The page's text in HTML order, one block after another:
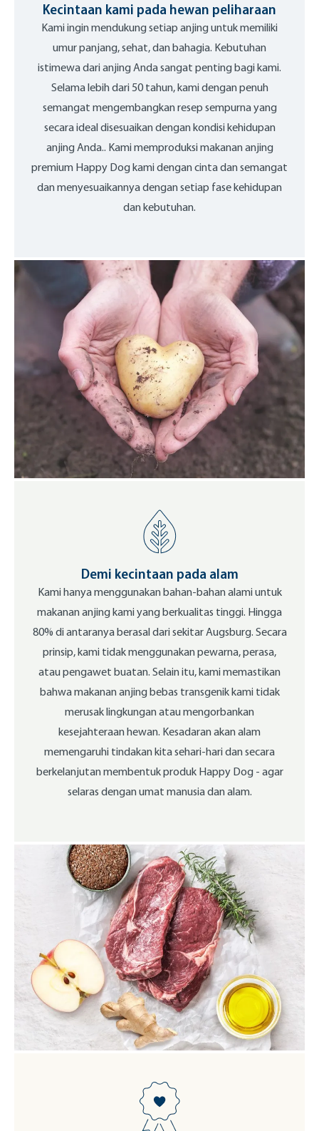
Kecintaan kami pada hewan peliharaan
Kami ingin mendukung setiap anjing untuk memiliki
umur panjang, sehat, dan bahagia. Kebutuhan
istimewa dari anjing Anda sangat penting bagi kami.
Selama lebih dari 50 tahun, kami dengan penuh
semangat mengembangkan resep sempurna yang
secara ideal disesuaikan dengan kondisi kehidupan
anjing Anda.. Kami memproduksi makanan anjing
premium Happy Dog kami dengan cinta dan semangat
dan menyesuaikannya dengan setiap fase kehidupan
dan kebutuhan.
Demi kecintaan pada alam
Kami hanya menggunakan bahan-bahan alami untuk
makanan anjing kami yang berkualitas tinggi. Hingga
80% di antaranya berasal dari sekitar Augsburg. Secara
prinsip, kami tidak menggunakan pewarna, perasa,
atau pengawet buatan. Selain itu, kami memastikan
bahwa makanan anjing bebas transgenik kami tidak
merusak lingkungan atau mengorbankan
kesejahteraan hewan. Kesadaran akan alam
memengaruhi tindakan kita sehari-hari dan secara
berkelanjutan membentuk produk Happy Dog - agar
selaras dengan umat manusia dan alam.